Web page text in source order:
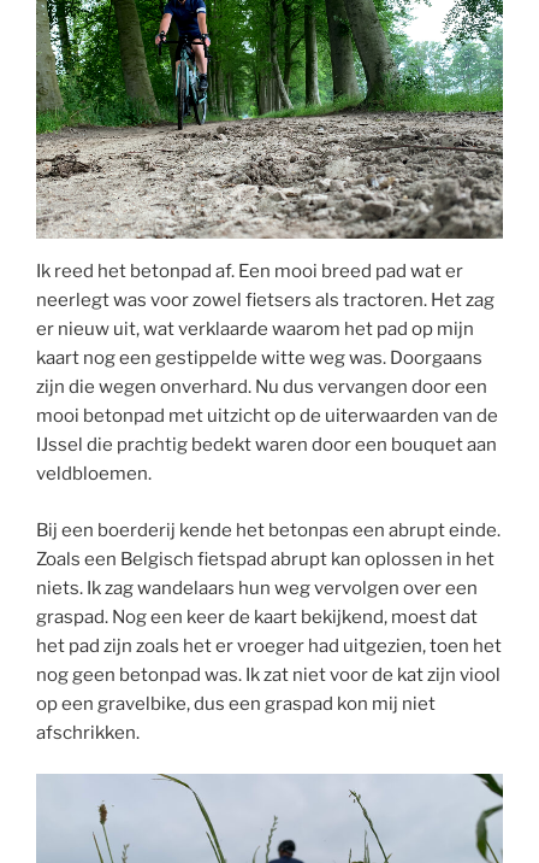
Ik reed het betonpad af. Een mooi breed pad wat er
neerlegt was voor zowel fietsers als tractoren. Het zag
er nieuw uit, wat verklaarde waarom het pad op mijn
kaart nog een gestippelde witte weg was. Doorgaans
zijn die wegen onverhard. Nu dus vervangen door een
mooi betonpad met uitzicht op de uiterwaarden van de
IJssel die prachtig bedekt waren door een bouquet aan
veldbloemen.
Bij een boerderij kende het betonpas een abrupt einde.
Zoals een Belgisch fietspad abrupt kan oplossen in het
niets. Ik zag wandelaars hun weg vervolgen over een
graspad. Nog een keer de kaart bekijkend, moest dat
het pad zijn zoals het er vroeger had uitgezien, toen het
nog geen betonpad was. Ik zat niet voor de kat zijn viool
op een gravelbike, dus een graspad kon mij niet
afschrikken.